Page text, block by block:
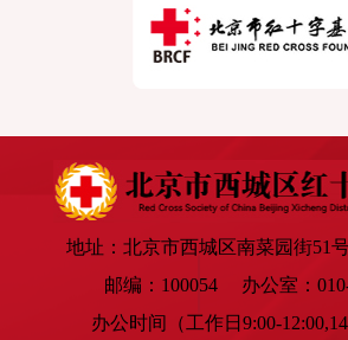
地址：北京市西城区南菜园街51
邮编：100054 办公室：010-
办公时间（工作日9:00-